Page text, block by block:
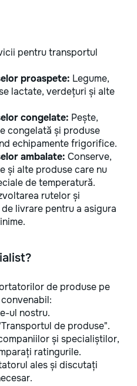
pentru transportul
proaspete: Legume,
lactate, verdețuri și alte
congelate: Pește,
congelată și produse
echipamente frigorifice.
ambalate: Conserve,
și alte produse care nu
de temperatură.
rutelor și
livrare pentru a asigura
de produse pe
ul nostru.
de produse".
și specialiștilor,
ratingurile.
ales și discutați